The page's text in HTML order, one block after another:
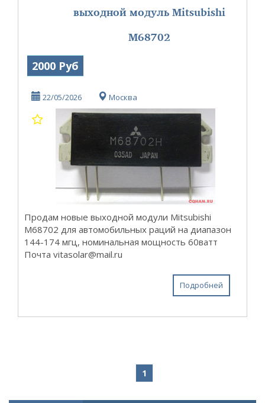
выходной модуль Mitsubishi
M68702
2000 Руб
22/05/2026 Москва
Продам новые выходной модули Mitsubishi
M68702 для автомобильных раций на диапазон
144-174 мгц, номинальная мощность 60ватт
Почта vitasolar@mail.ru
Подробней
1